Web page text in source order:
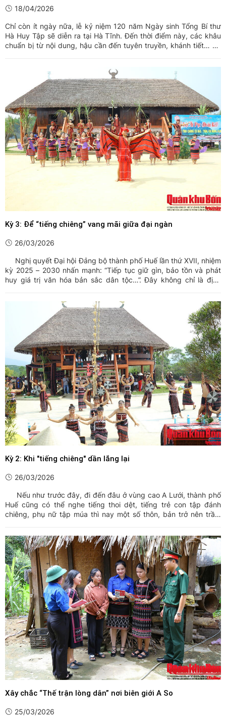
18/04/2026
Chỉ còn ít ngày nữa, lễ kỷ niệm 120 năm Ngày sinh Tổng Bí thư
Hà Huy Tập sẽ diễn ra tại Hà Tĩnh. Đến thời điểm này, các khâu
chuẩn bị từ nội dung, hậu cần đến tuyên truyền, khánh tiết… đã
Kỳ 3: Để “tiếng chiêng” vang mãi giữa đại ngàn
26/03/2026
Nghị quyết Đại hội Đảng bộ thành phố Huế lần thứ XVII, nhiệm
kỳ 2025 – 2030 nhấn mạnh: “Tiếp tục giữ gìn, bảo tồn và phát
huy giá trị văn hóa bản sắc dân tộc…”. Đây không chỉ là định
Kỳ 2: Khi "tiếng chiêng" dần lắng lại
26/03/2026
Nếu như trước đây, đi đến đâu ở vùng cao A Lưới, thành phố
Huế cũng có thể nghe tiếng thoi dệt, tiếng trẻ con tập đánh
chiêng, phụ nữ tập múa thì nay một số thôn, bản trở nên trầm
Xây chắc “Thế trận lòng dân” nơi biên giới A So
25/03/2026